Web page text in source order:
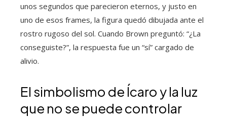
unos segundos que parecieron eternos, y justo en
uno de esos frames, la figura quedó dibujada ante el
rostro rugoso del sol. Cuando Brown preguntó: “¿La
conseguiste?”, la respuesta fue un “sí” cargado de
alivio.
El simbolismo de Ícaro y la luz
que no se puede controlar